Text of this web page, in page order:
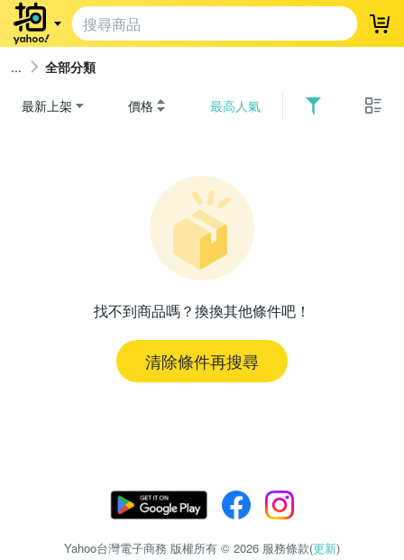
登
全部分類
最新上架 價格 最高人氣
找不到商品嗎？換換其他條件吧！
清除條件再搜尋
Yahoo台灣電子商務 版權所有 © 2026 服務條款(更新)